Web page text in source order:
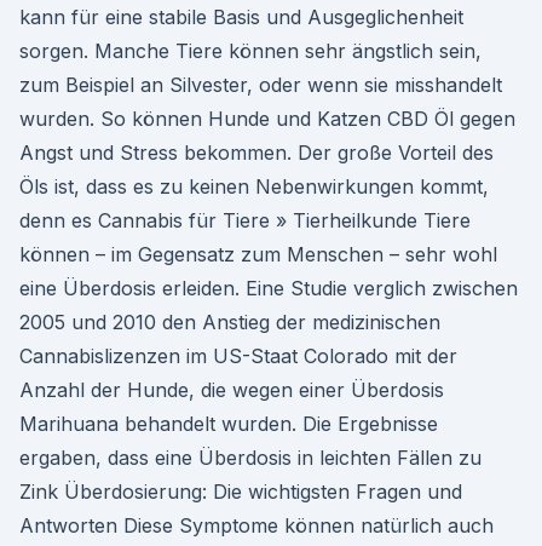
kann für eine stabile Basis und Ausgeglichenheit
sorgen. Manche Tiere können sehr ängstlich sein,
zum Beispiel an Silvester, oder wenn sie misshandelt
wurden. So können Hunde und Katzen CBD Öl gegen
Angst und Stress bekommen. Der große Vorteil des
Öls ist, dass es zu keinen Nebenwirkungen kommt,
denn es Cannabis für Tiere » Tierheilkunde Tiere
können – im Gegensatz zum Menschen – sehr wohl
eine Überdosis erleiden. Eine Studie verglich zwischen
2005 und 2010 den Anstieg der medizinischen
Cannabislizenzen im US-Staat Colorado mit der
Anzahl der Hunde, die wegen einer Überdosis
Marihuana behandelt wurden. Die Ergebnisse
ergaben, dass eine Überdosis in leichten Fällen zu
Zink Überdosierung: Die wichtigsten Fragen und
Antworten Diese Symptome können natürlich auch